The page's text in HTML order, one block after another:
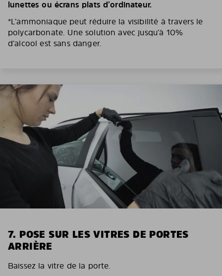
lunettes ou écrans plats d’ordinateur.
*L’ammoniaque peut réduire la visibilité à travers le
polycarbonate. Une solution avec jusqu’à 10%
d’alcool est sans danger.
7. POSE SUR LES VITRES DE PORTES
ARRIÈRE
Baissez la vitre de la porte.